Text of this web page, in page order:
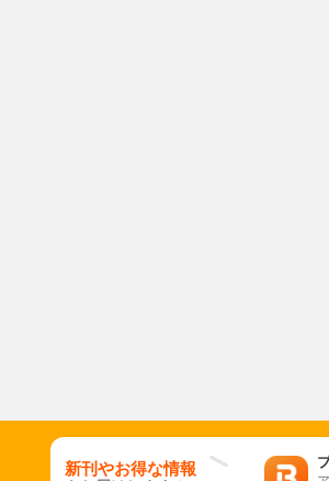
新刊やお得な情報